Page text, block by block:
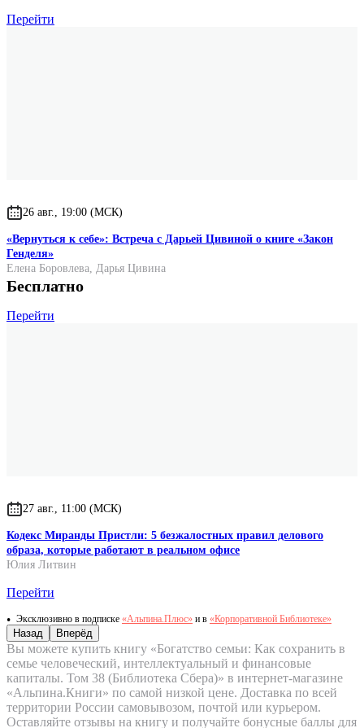
Перейти
26 авг., 19:00 (МСК)
«Вернуться к себе»: Встреча с Дарьей Цивиной о книге «Закон
Генделя»
Елена Боровлева, Дарья Цивина
Бесплатно
Перейти
27 авг., 11:00 (МСК)
Кодекс Миранды Пристли: 5 безжалостных правил делового
образа, которые работают в реальном офисе
Юлия Литвин
Перейти
Эксклюзивно в подписке «Альпина.Плюс» и в «Корпоративной Библиотеке»
Назад Вперёд
Вы можете купить книгу «Богатство семьи: Как сохранить в
семье человеческий, интеллектуальный и финансовые
капиталы. Том 38 (Библиотека Сбера)» в интернет-магазине
«Альпина.Книги» по самой низкой цене. Доставка по всей
территории России самовывозом, почтой или курьером.
Оставляйте отзывы на книгу и получайте бонусные баллы для